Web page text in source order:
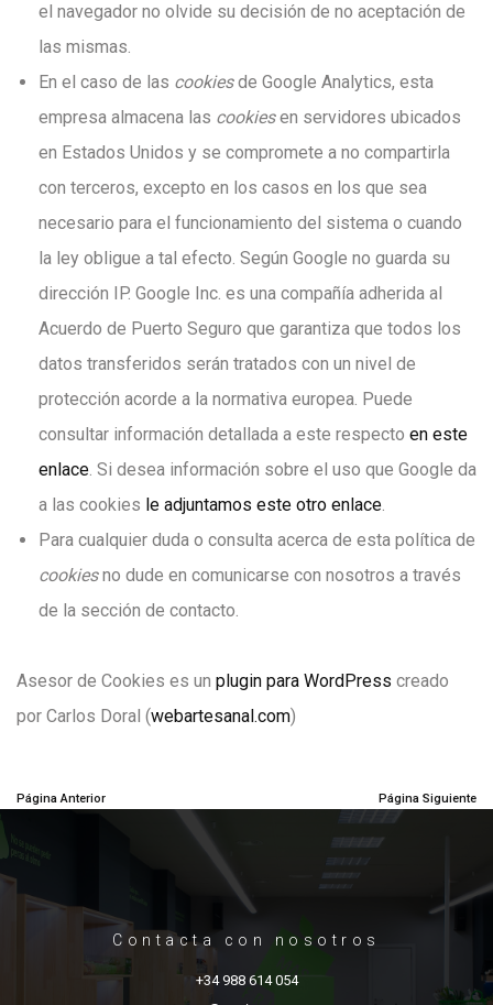
el navegador no olvide su decisión de no aceptación de
las mismas.
En el caso de las cookiesde Google Analytics, esta
empresa almacena las cookiesen servidores ubicados
en Estados Unidos y se compromete a no compartirla
con terceros, excepto en los casos en los que sea
necesario para el funcionamiento del sistema o cuando
la ley obligue a tal efecto. Según Google no guarda su
dirección IP. Google Inc. es una compañía adherida al
Acuerdo de Puerto Seguro que garantiza que todos los
datos transferidos serán tratados con un nivel de
protección acorde a la normativa europea. Puede
consultar información detallada a este respecto en este
enlace. Si desea información sobre el uso que Google da
a las cookies le adjuntamos este otro enlace.
Para cualquier duda o consulta acerca de esta política de
cookiesno dude en comunicarse con nosotros a través
de la sección de contacto.
Asesor de Cookies es un plugin para WordPress creado
por Carlos Doral (webartesanal.com)
Página Anterior Página Siguiente
Contacta con nosotros
+34 988 614 054